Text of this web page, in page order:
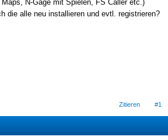
N-Gage mit Spielen, FS Caller etc.)
die alle neu installieren und evtl. registrieren?
Zitieren #1